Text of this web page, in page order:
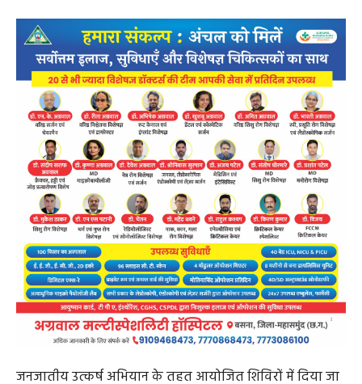
जनजातीय उत्कर्ष अभियान के तहत आयोजित शिविरों में दिया जा
रहा त्वरित लाभ